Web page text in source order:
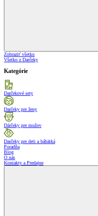
Zobraziť všetko
Všetko z Darčeky
Kategórie
Darčekové sety
Darčeky pre ženy
Dárčeky pre mužov
Darčeky pre deti a bábätká
Poradňa
Blog
O nás
Kontakty a Predajne